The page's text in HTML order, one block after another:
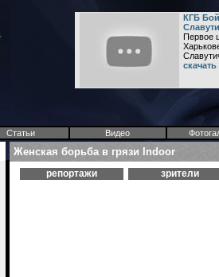
КГБ
Первое
Статьи Видео
Женская борьба в грязи Indoor
репортажи зрители